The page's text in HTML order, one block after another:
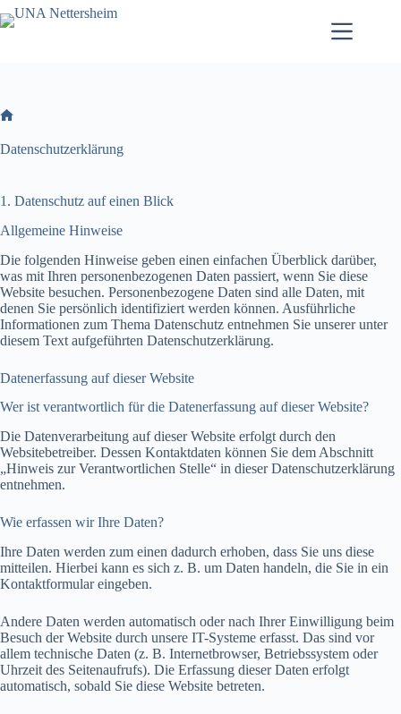
Zum
Inhalt
Datenschutzerklärung
1. Datenschutz auf einen Blick
Allgemeine Hinweise
Die folgenden Hinweise geben einen einfachen Überblick darüber,
was mit Ihren personenbezogenen Daten passiert, wenn Sie diese
Website besuchen. Personenbezogene Daten sind alle Daten, mit
denen Sie persönlich identifiziert werden können. Ausführliche
Informationen zum Thema Datenschutz entnehmen Sie unserer unter
diesem Text aufgeführten Datenschutzerklärung.
Datenerfassung auf dieser Website
Wer ist verantwortlich für die Datenerfassung auf dieser Website?
Die Datenverarbeitung auf dieser Website erfolgt durch den
Websitebetreiber. Dessen Kontaktdaten können Sie dem Abschnitt
„Hinweis zur Verantwortlichen Stelle“ in dieser Datenschutzerklärung
entnehmen.
Wie erfassen wir Ihre Daten?
Ihre Daten werden zum einen dadurch erhoben, dass Sie uns diese
mitteilen. Hierbei kann es sich z. B. um Daten handeln, die Sie in ein
Kontaktformular eingeben.
Andere Daten werden automatisch oder nach Ihrer Einwilligung beim
Besuch der Website durch unsere IT-Systeme erfasst. Das sind vor
allem technische Daten (z. B. Internetbrowser, Betriebssystem oder
Uhrzeit des Seitenaufrufs). Die Erfassung dieser Daten erfolgt
automatisch, sobald Sie diese Website betreten.